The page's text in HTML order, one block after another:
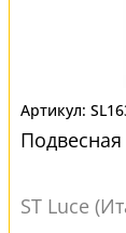
ST Luce